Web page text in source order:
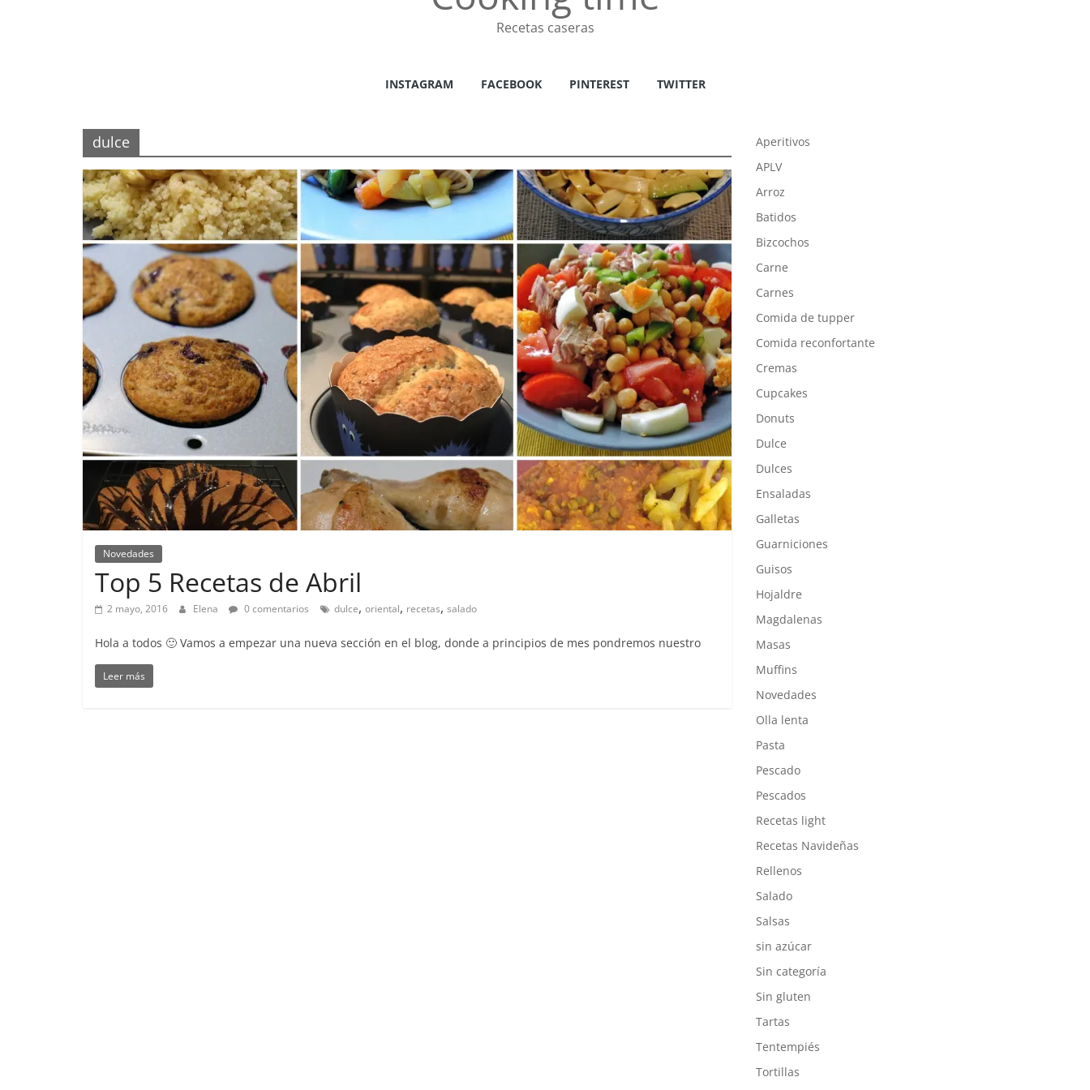
Recetas caseras
INSTAGRAM FACEBOOK PINTEREST TWITTER
dulce
Novedades
Top 5 Recetas de Abril
2 mayo, 2016 Elena 0 comentarios dulce, oriental, recetas, salado
Hola a todos 🙂 Vamos a empezar una nueva sección en el blog, donde a principios de mes pondremos nuestro
Leer más
Aperitivos
APLV
Arroz
Batidos
Bizcochos
Carne
Carnes
Comida de tupper
Comida reconfortante
Cremas
Cupcakes
Donuts
Dulce
Dulces
Ensaladas
Galletas
Guarniciones
Guisos
Hojaldre
Magdalenas
Masas
Muffins
Novedades
Olla lenta
Pasta
Pescado
Pescados
Recetas light
Recetas Navideñas
Rellenos
Salado
Salsas
sin azúcar
Sin categoría
Sin gluten
Tartas
Tentempiés
Tortillas